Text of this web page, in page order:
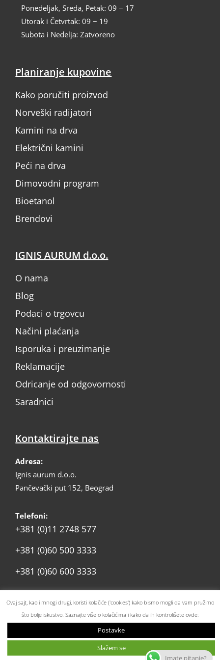
Ponedeljak, Sreda, Petak: 09 − 17
Utorak i Četvrtak: 09 − 19
Subota i Nedelja: Zatvoreno
Planiranje kupovine
Kako poručiti proizvod
Norveški radijatori
Kamini na drva
Električni kamini
Peći na drva
Dimovodni program
Bioetanol
Brendovi
IGNIS AURUM d.o.o.
O nama
Blog
Podaci o trgovcu
Načini plaćanja
Isporuka i preuzimanje
Reklamacije
Odricanje od odgovornosti
Saradnici
Kontaktirajte nas
Adresa:
Ignis aurum d.o.o.
Pančevački put 152, Beograd
Telefoni:
+381 (0)11 2748 577
+381 (0)60 500 3333
+381 (0)60 600 3333
© 2025 – Ignis Aurum DOO. Sva prava zadržana. |Politika
privatnosti i kolačića
Ovaj sajt, kao i mnogi drugi, koristi kolačiće ('cookies') kako bismo mogli da vam pružimo
što bolje iskustvo. Saznajte više o kolačićima i kako da ih kontrolišete ovde:
Postavke
Slažem se
Imate pitanje?